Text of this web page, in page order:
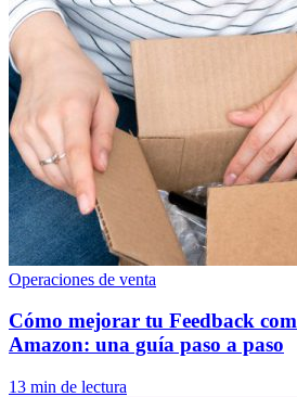
Operaciones de venta
Cómo mejorar tu Feedback
Amazon: una guía paso a paso
13 min de lectura